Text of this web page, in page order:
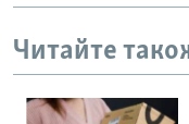
Читайте